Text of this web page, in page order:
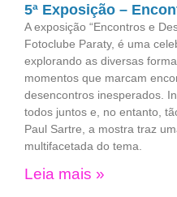
5ª Exposição –
A exposição “Encontros e
Fotoclube Paraty, é uma
explorando as diversas
momentos que marcam
desencontros inesperados.
todos juntos e, no entanto,
Paul Sartre, a mostra traz
multifacetada do tema.
Leia mais »